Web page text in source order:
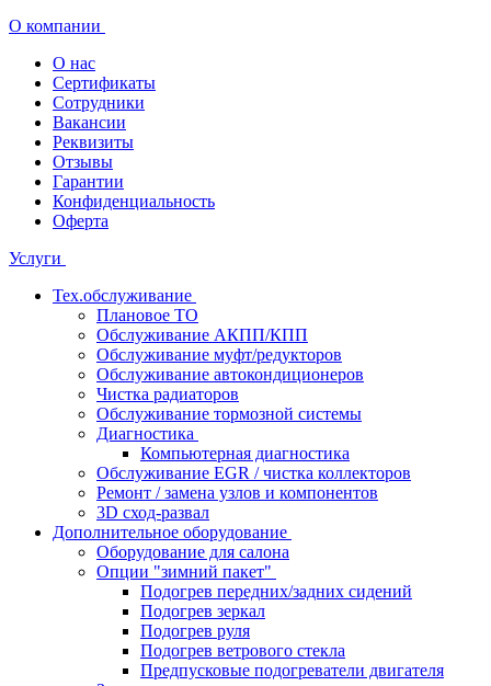
О компании
О нас
Сертификаты
Сотрудники
Вакансии
Реквизиты
Отзывы
Гарантии
Конфиденциальность
Оферта
Услуги
Тех.обслуживание
Плановое ТО
Обслуживание АКПП/КПП
Обслуживание муфт/редукторов
Обслуживание автокондиционеров
Чистка радиаторов
Обслуживание тормозной системы
Диагностика
Компьютерная диагностика
Обслуживание EGR / чистка коллекторов
Ремонт / замена узлов и компонентов
3D сход-развал
Дополнительное оборудование
Оборудование для салона
Опции "зимний пакет"
Подогрев передних/задних сидений
Подогрев зеркал
Подогрев руля
Подогрев ветрового стекла
Предпусковые подогреватели двигателя